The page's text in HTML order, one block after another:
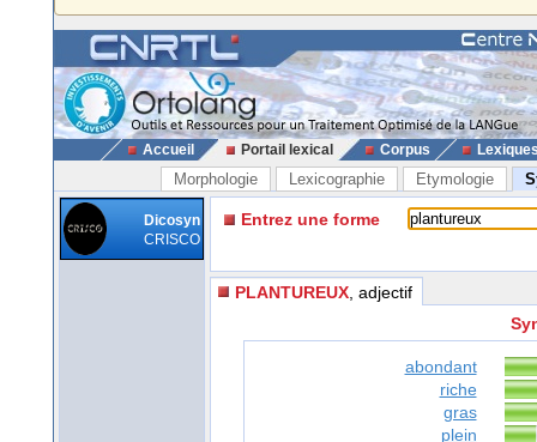
Accueil Portail lexical Corpus
Morphologie Lexicographie Etymologie
Dicosyn
CRISCO
Entrez une forme
PLANTUREUX , adjectif
abondant
riche
gras
plein